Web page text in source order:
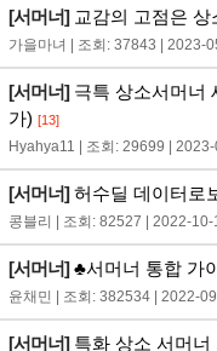
[서머너]교감의 고점은 상
가을마녀 | 조회: 37843 | 2023-
[서머너]극특 상소서머너
가) [13]
Hyahya11 | 조회: 29699 |
[서머너]허수딜 데이터로
콩블리 | 조회: 82527 | 2022-10-
[서머너]♣서머너 통합 가
윤채민 | 조회: 382534 | 2022-
[서머너]특화 상소 서머너